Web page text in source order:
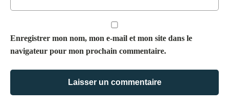
Enregistrer mon nom, mon e-mail et mon site dans le
navigateur pour mon prochain commentaire.